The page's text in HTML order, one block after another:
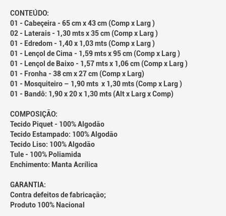
CONTEÚDO:
01 - Cabeçeira - 65 cm x 43 cm (Comp x Larg )
02 - Laterais - 1,30 mts x 35 cm (Comp x Larg )
01 - Edredom - 1,40 x 1,03 mts (Comp x Larg )
01 - Lençol de Cima - 1,59 mts x 95 cm (Comp x Larg )
01 - Lençol de Baixo - 1,57 mts x 1,06 cm (Comp x Larg )
01 - Fronha - 38 cm x 27 cm (Comp x Larg)
01 - Mosquiteiro – 1,90 mts x 1,30 mts (Comp x Larg )
01 - Bandô: 1,90 x 20 x 1,30 mts (Alt x Larg x Comp)
COMPOSIÇÃO:
Tecido Piquet - 100% Algodão
Tecido Estampado: 100% Algodão
Tecido Liso: 100% Algodão
Tule - 100% Poliamida
Enchimento: Manta Acrílica
GARANTIA:
Contra defeitos de fabricação;
Produto 100% Nacional